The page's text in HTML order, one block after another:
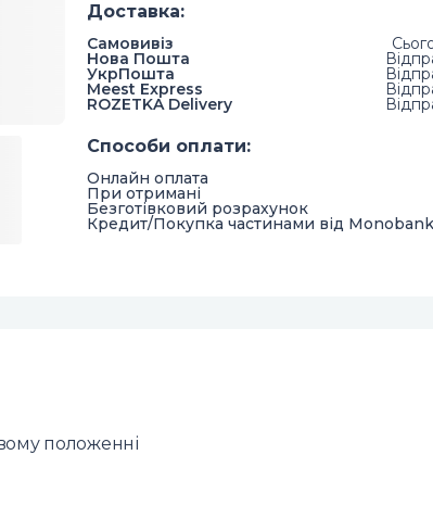
Доставка:
Самовивіз
Нова Пошта
УкрПошта
Meest Express
ROZETKA Delivery
Способи оплати:
Онлайн оплата
При отримані
Безготівковий розрахунок
Кредит/Покупка частинами від Monobank
положенні